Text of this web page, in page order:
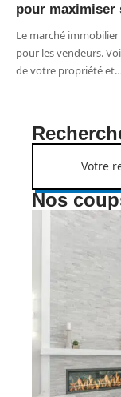
pour maximiser
Le marché
pour les vendeurs.
de votre propriété et
Nos